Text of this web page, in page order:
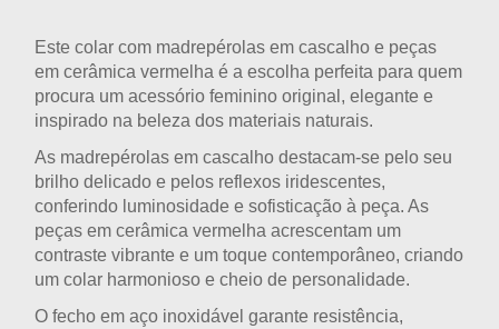
Este colar com madrepérolas em cascalho e peças
em cerâmica vermelha é a escolha perfeita para quem
procura um acessório feminino original, elegante e
inspirado na beleza dos materiais naturais.
As madrepérolas em cascalho destacam-se pelo seu
brilho delicado e pelos reflexos iridescentes,
conferindo luminosidade e sofisticação à peça. As
peças em cerâmica vermelha acrescentam um
contraste vibrante e um toque contemporâneo, criando
um colar harmonioso e cheio de personalidade.
O fecho em aço inoxidável garante resistência,